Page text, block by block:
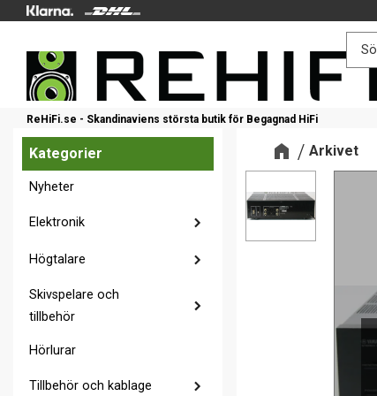
ReHiFi.se - Skandinaviens största butik för Begagnad HiFi
Arkivet
Kategorier
Nyheter
Elektronik
Högtalare
Skivspelare och
tillbehör
Hörlurar
Tillbehör och kablage